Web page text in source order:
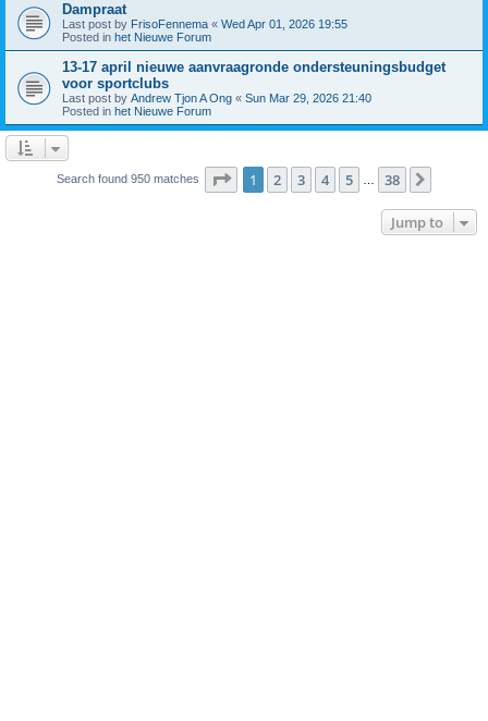
Dampraat
Last post by FrisoFennema « Wed Apr 01, 2026 19:55
Posted in het Nieuwe Forum
13-17 april nieuwe aanvraagronde ondersteuningsbudget
voor sportclubs
Last post by Andrew Tjon A Ong « Sun Mar 29, 2026 21:40
Posted in het Nieuwe Forum
Search found 950 matches Page 1of 38
1 2 3 4 5 … 38
Jump to